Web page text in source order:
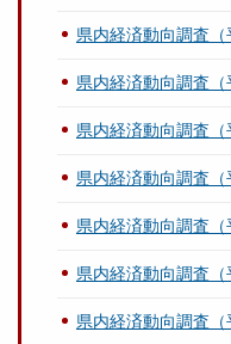
県内経済動向調査（
県内経済動向調査（
県内経済動向調査（
県内経済動向調査
県内経済動向調査
県内経済動向調査
県内経済動向調査